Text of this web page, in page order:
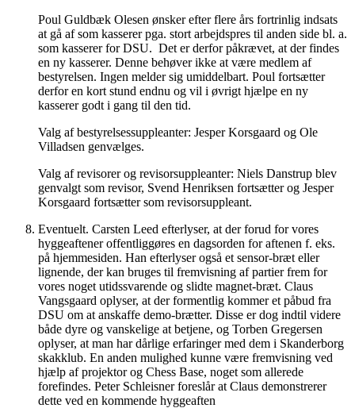
Poul Guldbæk Olesen ønsker efter flere års fortrinlig indsats
at gå af som kasserer pga. stort arbejdspres til anden side bl. a.
som kasserer for DSU. Det er derfor påkrævet, at der findes
en ny kasserer. Denne behøver ikke at være medlem af
bestyrelsen. Ingen melder sig umiddelbart. Poul fortsætter
derfor en kort stund endnu og vil i øvrigt hjælpe en ny
kasserer godt i gang til den tid.
Valg af bestyrelsessuppleanter: Jesper Korsgaard og Ole
Villadsen genvælges.
Valg af revisorer og revisorsuppleanter: Niels Danstrup blev
genvalgt som revisor, Svend Henriksen fortsætter og Jesper
Korsgaard fortsætter som revisorsuppleant.
Eventuelt. Carsten Leed efterlyser, at der forud for vores
hyggeaftener offentliggøres en dagsorden for aftenen f. eks.
på hjemmesiden. Han efterlyser også et sensor-bræt eller
lignende, der kan bruges til fremvisning af partier frem for
vores noget utidssvarende og slidte magnet-bræt. Claus
Vangsgaard oplyser, at der formentlig kommer et påbud fra
DSU om at anskaffe demo-brætter. Disse er dog indtil videre
både dyre og vanskelige at betjene, og Torben Gregersen
oplyser, at man har dårlige erfaringer med dem i Skanderborg
skakklub. En anden mulighed kunne være fremvisning ved
hjælp af projektor og Chess Base, noget som allerede
forefindes. Peter Schleisner foreslår at Claus demonstrerer
dette ved en kommende hyggeaften